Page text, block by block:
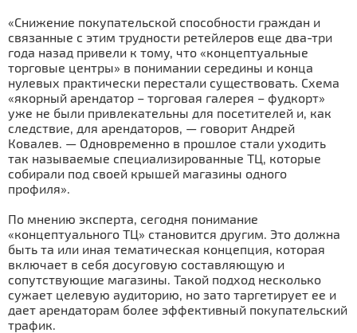
«Снижение покупательской способности граждан и
связанные с этим трудности ретейлеров еще два-три
года назад привели к тому, что «концептуальные
торговые центры» в понимании середины и конца
нулевых практически перестали существовать. Схема
«якорный арендатор – торговая галерея – фудкорт»
уже не были привлекательны для посетителей и, как
следствие, для арендаторов, — говорит Андрей
Ковалев. — Одновременно в прошлое стали уходить
так называемые специализированные ТЦ, которые
собирали под своей крышей магазины одного
профиля».
По мнению эксперта, сегодня понимание
«концептуального ТЦ» становится другим. Это должна
быть та или иная тематическая концепция, которая
включает в себя досуговую составляющую и
сопутствующие магазины. Такой подход несколько
сужает целевую аудиторию, но зато таргетирует ее и
дает арендаторам более эффективный покупательский
трафик.